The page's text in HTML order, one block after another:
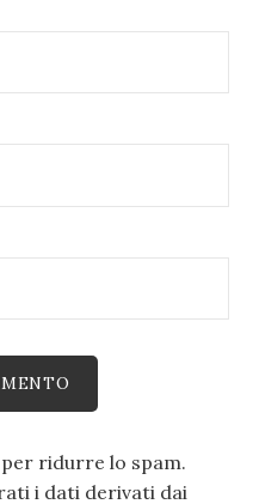
ridurre lo spam.
i dati derivati dai